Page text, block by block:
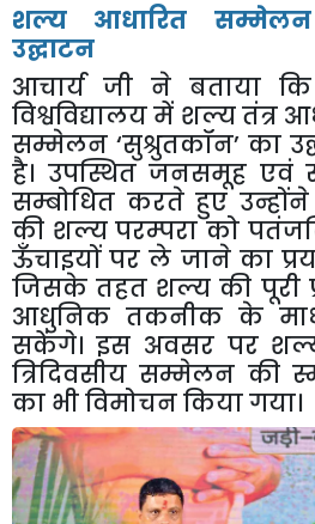
शल्य आधारित सम्मेलन
उद्घाटन
आचार्य जी ने बताया
विश्वविद्यालय में शल्य तंत्र
सम्मेलन ‘सुश्रुतकॉन’ का
है। उपस्थित जनसमूह एवं
सम्बोधित करते हुए
की शल्य परम्परा को
ऊँचाइयों पर ले जाने का
जिसके तहत शल्य की पूरी
आधुनिक तकनीक के
सकेंगे। इस अवसर पर
त्रिदिवसीय सम्मेलन की
का भी विमोचन किया गया।